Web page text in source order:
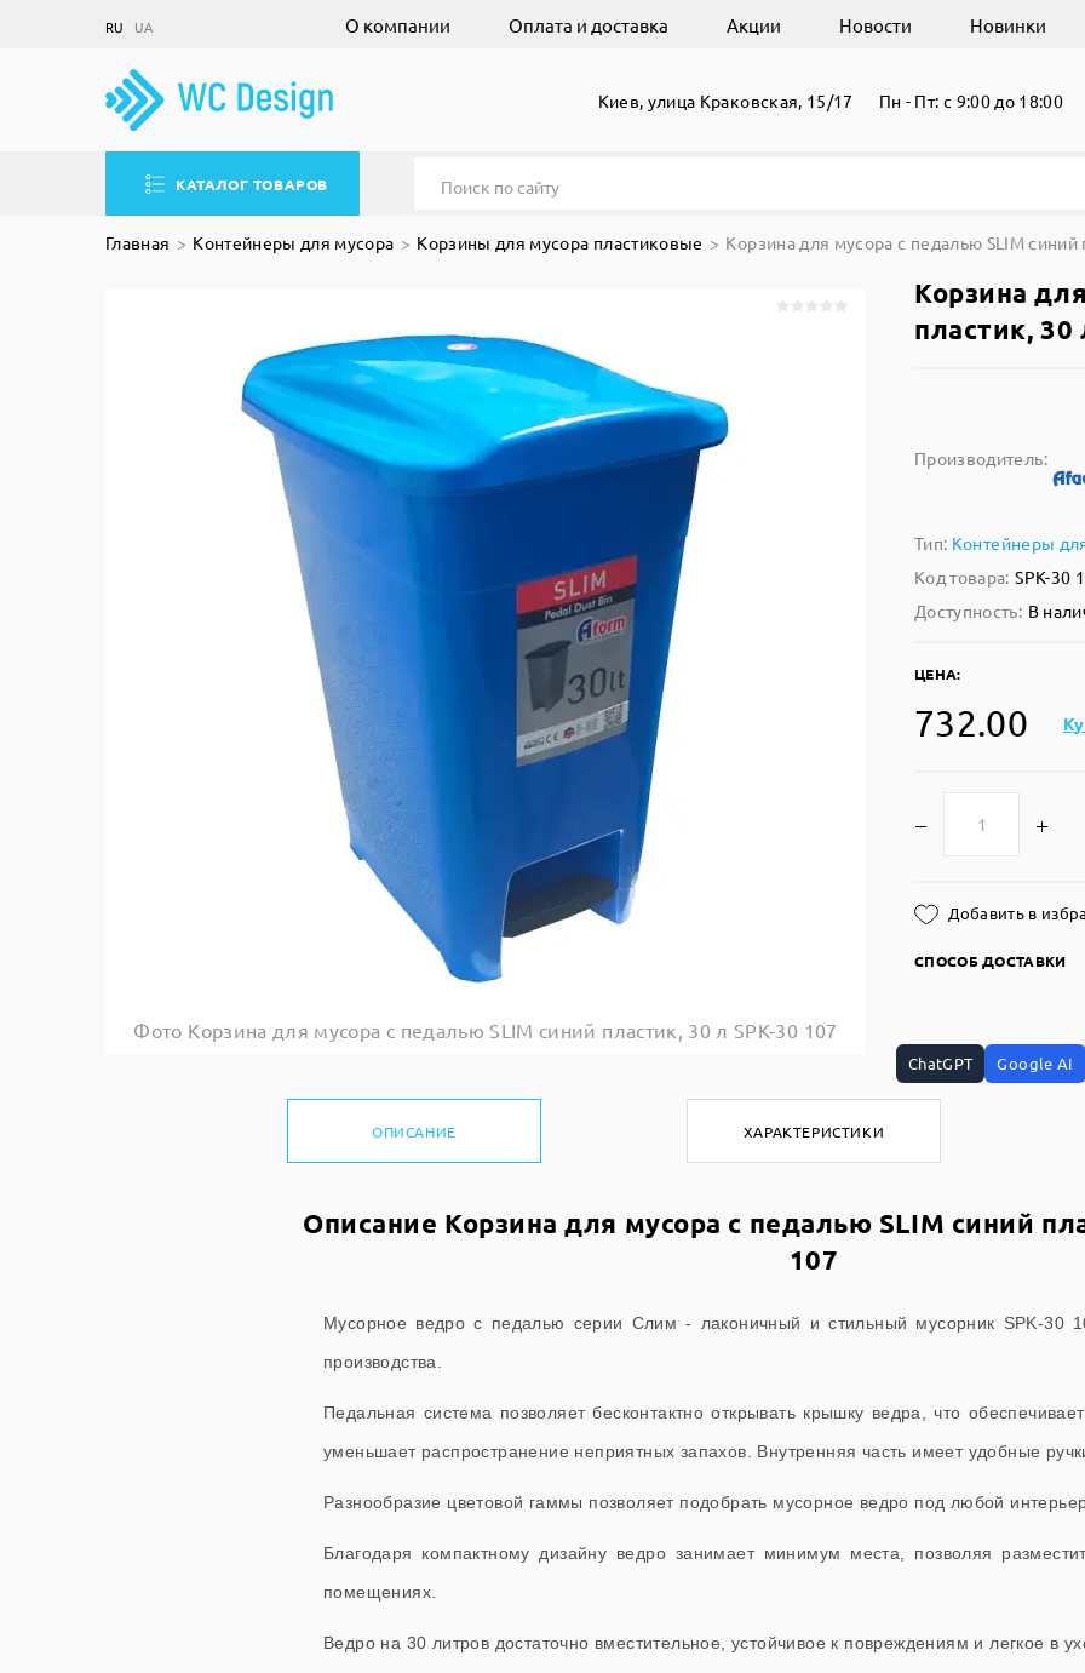
RU UA О компании Оплата и доставка Акции Новости Новинки
Киев, улица Краковская, 15/17 Пн - Пт: с 9:00 до 18:00
КАТАЛОГ ТОВАРОВ
Главная Контейнеры для мусора Корзины для мусора пластиковые Корзина для мусора с педалью SLIM синий
Фото Корзина для мусора с педалью SLIM синий пластик, 30 л SPK-30 107
Корзина
пластик, 30
Производитель:
Тип: Контейнеры
Код товара: SPK-30
Доступность: В
ЦЕНА:
732.00
Добавить в
СПОСОБ ДОСТАВКИ
ChatGPT Google AI
ОПИСАНИЕ ХАРАКТЕРИСТИКИ
Описание Корзина для мусора с педалью SLIM синий
107
Мусорное ведро с педалью серии Слим - лаконичный и стильный мусорник SPK-30
производства.
Педальная система позволяет бесконтактно открывать крышку ведра, что
уменьшает распространение неприятных запахов. Внутренняя часть имеет удобные
Разнообразие цветовой гаммы позволяет подобрать мусорное ведро под любой
Благодаря компактному дизайну ведро занимает минимум места, позволяя
помещениях.
Ведро на 30 литров достаточно вместительное, устойчивое к повреждениям и легкое в